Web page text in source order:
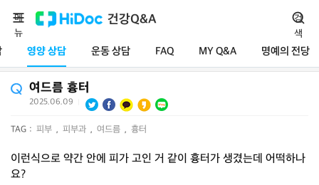
건강Q&A
영양 상담 운동 상담 FAQ MY Q&A 명예의 전당
메
뉴
검
색
여드름 흉터
2025.06.09
TAG : 피부 , 피부과 , 여드름 , 흉터
이런식으로 약간 안에 피가 고인 거 같이 흉터가 생겼는데 어떡하나
요?